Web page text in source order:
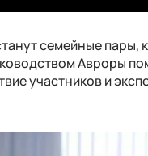
семейные
Авроры
участников и